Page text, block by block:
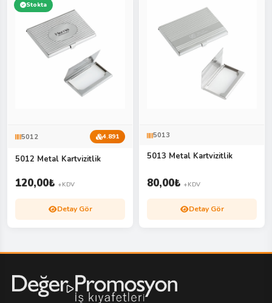
Stokta
5012 4.891
5012 Metal Kartvizitlik
120,00₺ +KDV
Detay Gör
5013
5013 Metal Kartvizitlik
80,00₺ +KDV
Detay Gör